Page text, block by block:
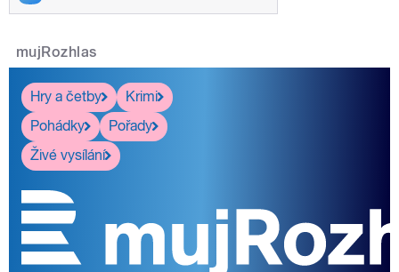
mujRozhlas
Hry a četby
Krimi
Pohádky
Pořady
Živé vysílání